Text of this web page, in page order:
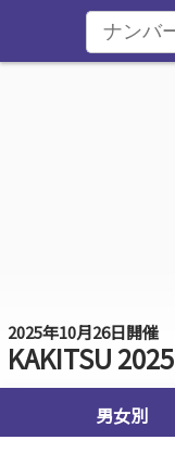
2025年10月26日開催
KAKITSU 2025
男女別